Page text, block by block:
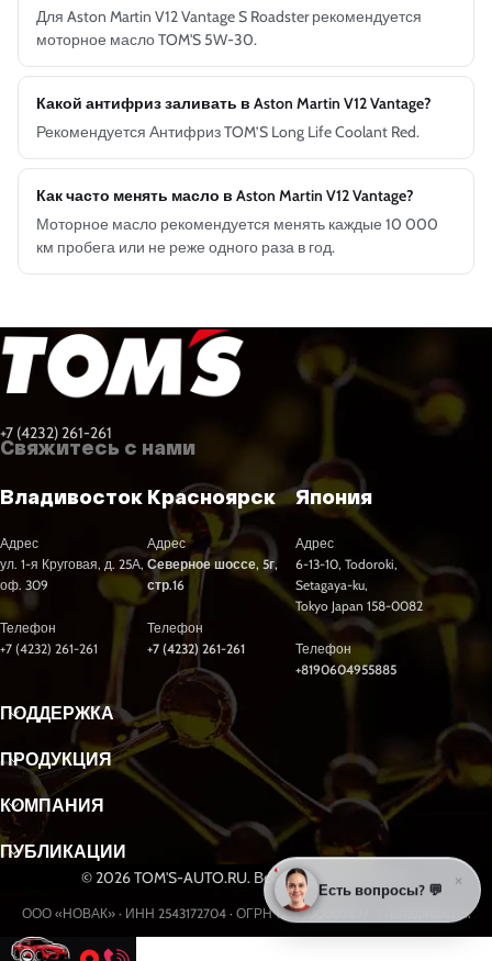
Для Aston Martin V12 Vantage S Roadster рекомендуется
моторное масло TOM'S 5W-30.
Какой антифриз заливать в Aston Martin V12 Vantage?
Рекомендуется Антифриз TOM’S Long Life Coolant Red.
Как часто менять масло в Aston Martin V12 Vantage?
Моторное масло рекомендуется менять каждые 10 000
км пробега или не реже одного раза в год.
+7 (4232) 261-261
Свяжитесь с нами
Владивосток
Адрес
ул. 1-я Круговая, д. 25А,
оф. 309
Телефон
+7 (4232) 261-261
Красноярск
Адрес
Северное шоссе, 5г,
стр.16
Телефон
+7 (4232) 261-261
Япония
Адрес
6-13-10, Todoroki,
Setagaya-ku,
Tokyo Japan 158-0082
Телефон
+8190604955885
ПОДДЕРЖКА
ПРОДУКЦИЯ
КОМПАНИЯ
ПУБЛИКАЦИИ
© 2026 TOM'S-AUTO.RU. Все права защищены.
ООО «НОВАК» · ИНН 2543172704 · ОГРН 1232500002877 · г. Владивосток
Разработка и продвижение сайтов webseed.ru
Есть вопросы? 💬 ×